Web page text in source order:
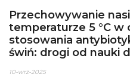
Przechowywanie
temperaturze 5 °C w
stosowania
świń: drogi od nauki
10-wrz-2025